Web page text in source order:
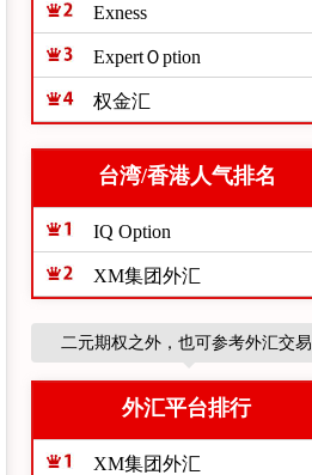
Exness
ExpertＯption
权金汇
台湾/香港人气排名
IQ Option
XM集团外汇
二元期权之外，也可参考外汇交易
外汇平台排行
XM集团外汇